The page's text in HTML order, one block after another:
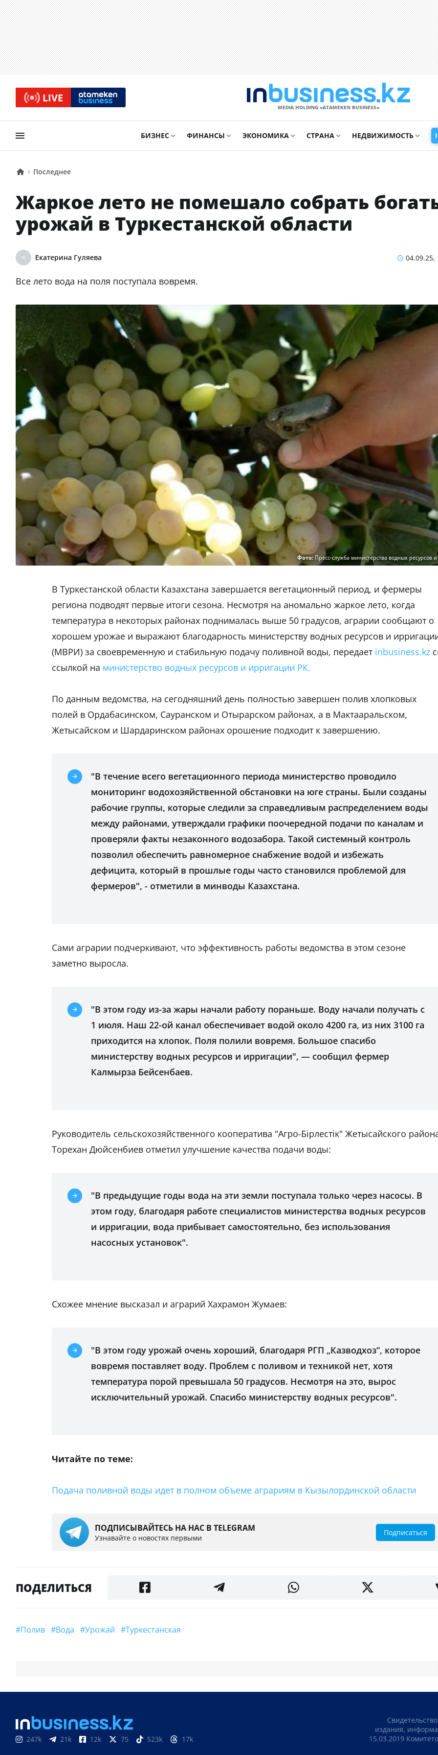
LIVE
MEDIA HOLDING «ATAMEKЕN BUSINESS»
БИЗНЕС ФИНАНСЫ ЭКОНОМИКА СТРАНА НЕДВИЖИМОСТЬ
Последнее
Жаркое лето не помешало собрать
урожай в Туркестанской области
Екатерина Гуляева 04.09.25,
Все лето вода на поля поступала вовремя.
Фото: Пресс-служба министерства водных ресурсов
В Туркестанской области Казахстана завершается вегетационный период, и фермеры
региона подводят первые итоги сезона. Несмотря на аномально жаркое лето, когда
температура в некоторых районах поднималась выше 50 градусов, аграрии сообщают о
хорошем урожае и выражают благодарность министерству водных ресурсов и
(МВРИ) за своевременную и стабильную подачу поливной воды, передает inbusiness.kz
ссылкой на министерство водных ресурсов и ирригации РК.
По данным ведомства, на сегодняшний день полностью завершен полив хлопковых
полей в Ордабасинском, Сауранском и Отырарском районах, а в Мактааральском,
Жетысайском и Шардаринском районах орошение подходит к завершению.
"В течение всего вегетационного периода министерство проводило
мониторинг водохозяйственной обстановки на юге страны. Были созданы
рабочие группы, которые следили за справедливым распределением воды
между районами, утверждали графики поочередной подачи по каналам и
проверяли факты незаконного водозабора. Такой системный контроль
позволил обеспечить равномерное снабжение водой и избежать
дефицита, который в прошлые годы часто становился проблемой для
фермеров", - отметили в минводы Казахстана.
Сами аграрии подчеркивают, что эффективность работы ведомства в этом сезоне
заметно выросла.
"В этом году из-за жары начали работу пораньше. Воду начали получать с
1 июля. Наш 22-ой канал обеспечивает водой около 4200 га, из них 3100 га
приходится на хлопок. Поля полили вовремя. Большое спасибо
министерству водных ресурсов и ирригации", — сообщил фермер
Калмырза Бейсенбаев.
Руководитель сельскохозяйственного кооператива "Агро-Бірлестік" Жетысайского
Торехан Дюйсенбиев отметил улучшение качества подачи воды:
"В предыдущие годы вода на эти земли поступала только через насосы. В
этом году, благодаря работе специалистов министерства водных ресурсов
и ирригации, вода прибывает самостоятельно, без использования
насосных установок".
Схожее мнение высказал и аграрий Хахрамон Жумаев:
"В этом году урожай очень хороший, благодаря РГП „Казводхоз“, которое
вовремя поставляет воду. Проблем с поливом и техникой нет, хотя
температура порой превышала 50 градусов. Несмотря на это, вырос
исключительный урожай. Спасибо министерству водных ресурсов".
Читайте по теме:
Подача поливной воды идет в полном объеме аграриям в Кызылординской области
ПОДПИСЫВАЙТЕСЬ НА НАС В TELEGRAM
Узнавайте о новостях первыми
Подписаться
ПОДЕЛИТЬСЯ
#Полив #вода #урожай #Туркестанская
247k 21k 12k 75 523k 17k
издания,
15.03.2019